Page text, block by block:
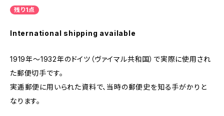
残り1点
International shipping available
1919年～1932年のドイツ（ヴァイマル共和国）で実際に使用され
た郵便切手です。
実逓郵便に用いられた資料で、当時の郵便史を知る手がかりと
なります。